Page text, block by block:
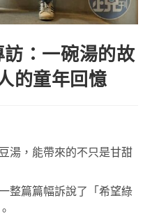
訪：一碗湯的故
的童年回憶
湯，能帶來的不只是甘甜
整篇篇幅訴說了「希望綠